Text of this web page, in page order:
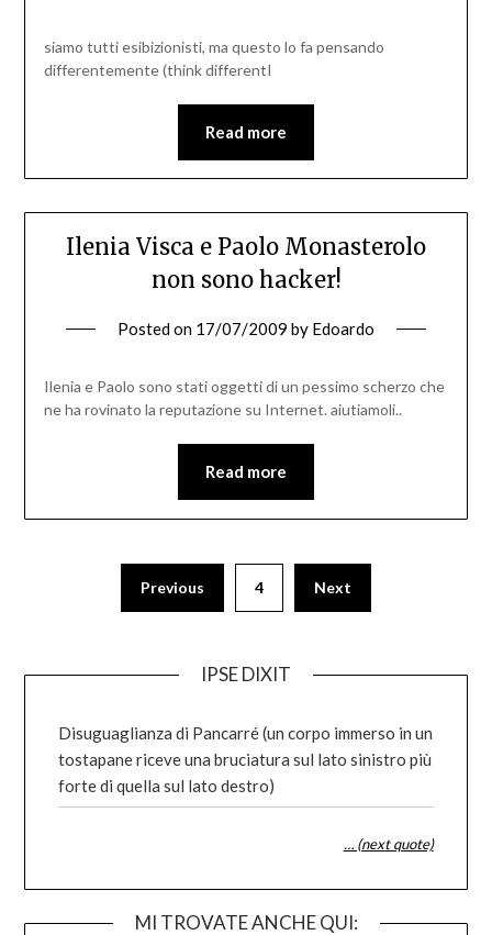
siamo tutti esibizionisti, ma questo lo fa pensando
differentemente (think differentI
Read more
Ilenia Visca e Paolo Monasterolo
non sono hacker!
Posted on 17/07/2009 by Edoardo
Ilenia e Paolo sono stati oggetti di un pessimo scherzo che
ne ha rovinato la reputazione su Internet. aiutiamoli..
Read more
pagination
Previous 4 Next
IPSE DIXIT
Disuguaglianza di Pancarré (un corpo immerso in un
tostapane riceve una bruciatura sul lato sinistro più
forte di quella sul lato destro)
… (next quote)
MI TROVATE ANCHE QUI: